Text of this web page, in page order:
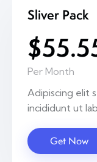
Sliver Pack
Per Month
Adipiscing elit
incididunt ut
Get Now